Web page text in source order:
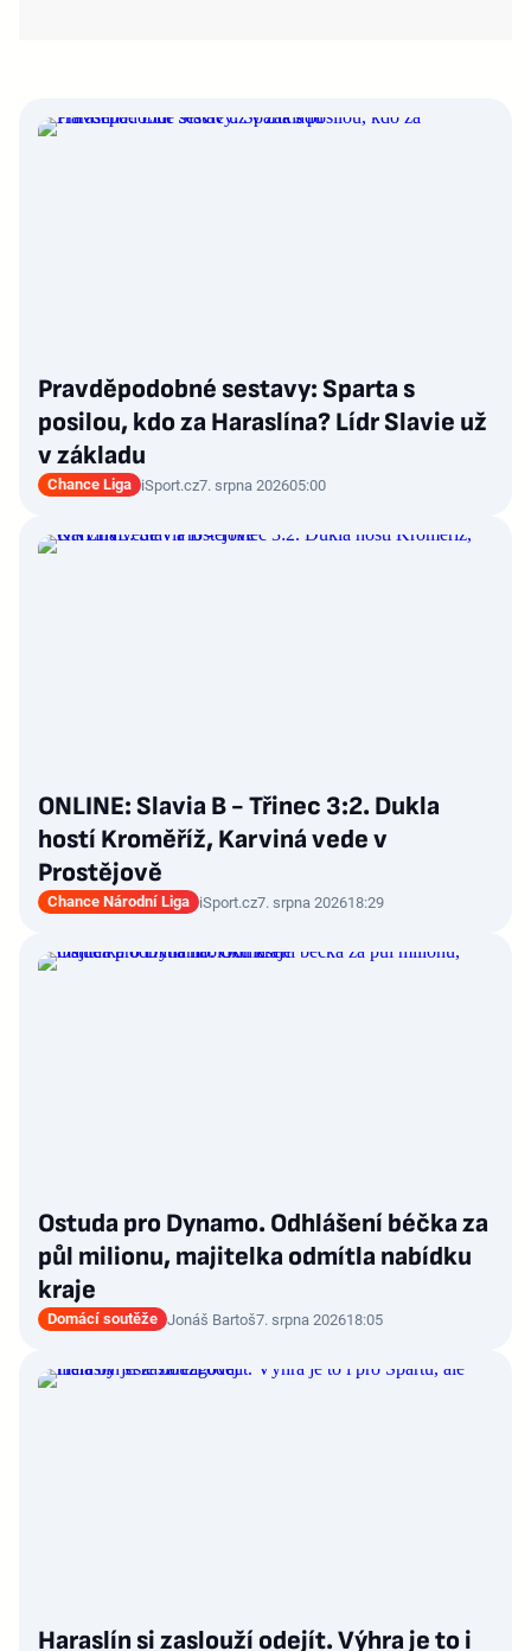
Pravděpodobné sestavy: Sparta s
posilou, kdo za Haraslína? Lídr Slavie už
v základu
Chance Liga iSport.cz7. srpna 202605:00
ONLINE: Slavia B - Třinec 3:2. Dukla
hostí Kroměříž, Karviná vede v
Prostějově
Chance Národní Liga iSport.cz7. srpna 202618:29
Ostuda pro Dynamo. Odhlášení béčka za
půl milionu, majitelka odmítla nabídku
kraje
Domácí soutěže Jonáš Bartoš7. srpna 202618:05
Haraslín si zaslouží odejít. Výhra je to i